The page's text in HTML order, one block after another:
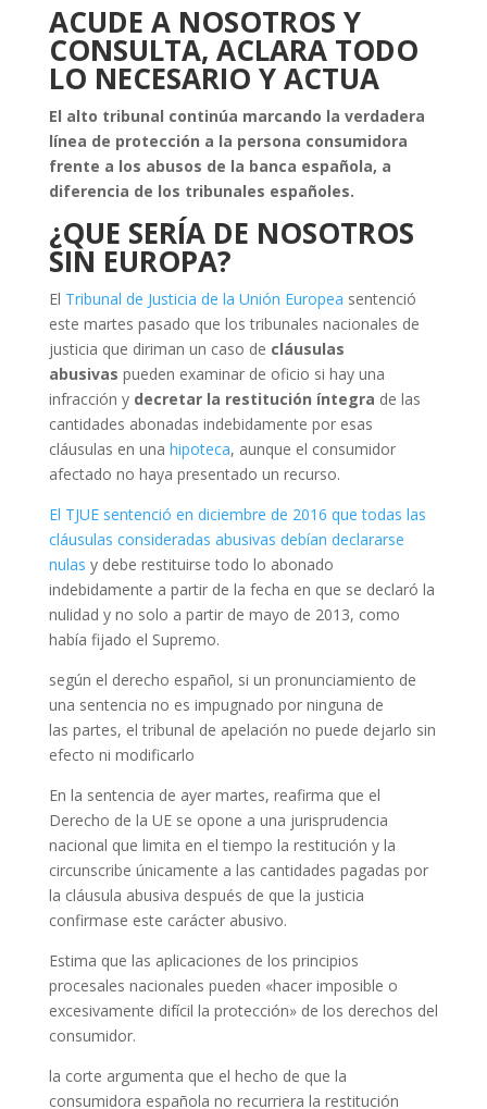
ACUDE A NOSOTROS Y
CONSULTA, ACLARA TODO
LO NECESARIO Y ACTUA
El alto tribunal continúa marcando la verdadera
línea de protección a la persona consumidora
frente a los abusos de la banca española, a
diferencia de los tribunales españoles.
¿QUE SERÍA DE NOSOTROS
SIN EUROPA?
El Tribunal de Justicia de la Unión Europea sentenció
este martes pasado que los tribunales nacionales de
justicia que diriman un caso de cláusulas
abusivas pueden examinar de oficio si hay una
infracción y decretar la restitución íntegra de las
cantidades abonadas indebidamente por esas
cláusulas en una hipoteca, aunque el consumidor
afectado no haya presentado un recurso.
El TJUE sentenció en diciembre de 2016 que todas las
cláusulas consideradas abusivas debían declararse
nulas y debe restituirse todo lo abonado
indebidamente a partir de la fecha en que se declaró la
nulidad y no solo a partir de mayo de 2013, como
había fijado el Supremo.
según el derecho español, si un pronunciamiento de
una sentencia no es impugnado por ninguna de
las partes, el tribunal de apelación no puede dejarlo sin
efecto ni modificarlo
En la sentencia de ayer martes, reafirma que el
Derecho de la UE se opone a una jurisprudencia
nacional que limita en el tiempo la restitución y la
circunscribe únicamente a las cantidades pagadas por
la cláusula abusiva después de que la justicia
confirmase este carácter abusivo.
Estima que las aplicaciones de los principios
procesales nacionales pueden «hacer imposible o
excesivamente difícil la protección» de los derechos del
consumidor.
la corte argumenta que el hecho de que la
consumidora española no recurriera la restitución